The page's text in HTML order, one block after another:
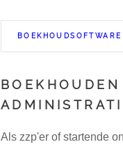
Als zzp'er of startende